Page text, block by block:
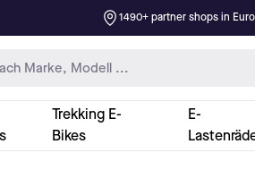
1490+ partner shops in
Trekking E-
Bikes
E-